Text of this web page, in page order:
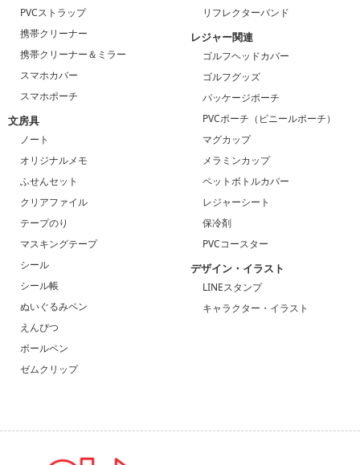
PVCストラップ
携帯クリーナー
携帯クリーナー＆ミラー
スマホカバー
スマホポーチ
文房具
ノート
オリジナルメモ
ふせんセット
クリアファイル
テープのり
マスキングテープ
シール
シール帳
ぬいぐるみペン
えんぴつ
ボールペン
ゼムクリップ
リフレクターバンド
レジャー関連
ゴルフヘッドカバー
ゴルフグッズ
パッケージポーチ
PVCポーチ（ビニールポーチ）
マグカップ
メラミンカップ
ペットボトルカバー
レジャーシート
保冷剤
PVCコースター
デザイン・イラスト
LINEスタンプ
キャラクター・イラスト